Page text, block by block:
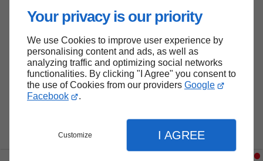
Your privacy is our priority
We use Cookies to improve user experience by
personalising content and ads, as well as
analyzing traffic and optimizing social networks
functionalities. By clicking "I Agree" you consent to
the use of Cookies from our providers Google
Facebook
.
Customize I AGREE
Haut de page